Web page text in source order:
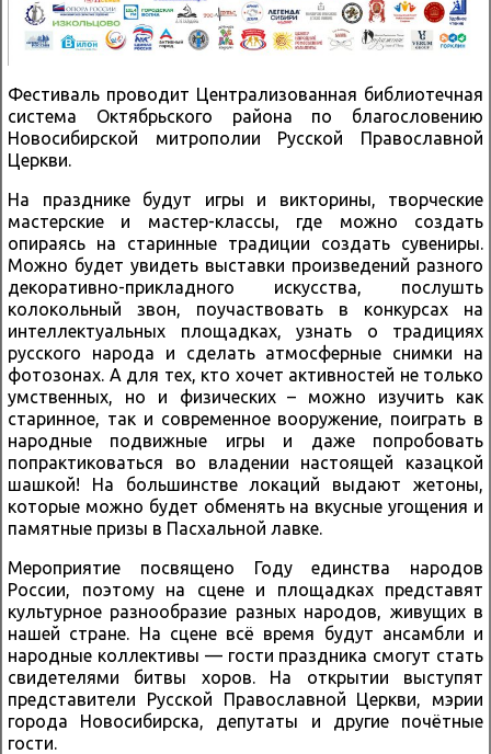
Фестиваль проводит Централизованная библиотечная
система Октябрьского района по благословению
Новосибирской митрополии Русской Православной
Церкви.
На празднике будут игры и викторины, творческие
мастерские и мастер-классы, где можно создать
опираясь на старинные традиции создать сувениры.
Можно будет увидеть выставки произведений разного
декоративно-прикладного искусства, послушть
колокольный звон, поучаствовать в конкурсах на
интеллектуальных площадках, узнать о традициях
русского народа и сделать атмосферные снимки на
фотозонах. А для тех, кто хочет активностей не только
умственных, но и физических – можно изучить как
старинное, так и современное вооружение, поиграть в
народные подвижные игры и даже попробовать
попрактиковаться во владении настоящей казацкой
шашкой! На большинстве локаций выдают жетоны,
которые можно будет обменять на вкусные угощения и
памятные призы в Пасхальной лавке.
Мероприятие посвящено Году единства народов
России, поэтому на сцене и площадках представят
культурное разнообразие разных народов, живущих в
нашей стране. На сцене всё время будут ансамбли и
народные коллективы — гости праздника смогут стать
свидетелями битвы хоров. На открытии выступят
представители Русской Православной Церкви, мэрии
города Новосибирска, депутаты и другие почётные
гости.